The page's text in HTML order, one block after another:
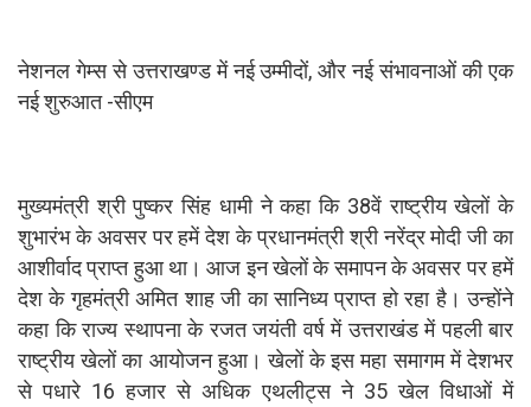
नेशनल गेम्स से उत्तराखण्ड में नई उम्मीदों, और नई संभावनाओं की एक
नई शुरुआत -सीएम
मुख्यमंत्री श्री पुष्कर सिंह धामी ने कहा कि 38वें राष्ट्रीय खेलों के
शुभारंभ के अवसर पर हमें देश के प्रधानमंत्री श्री नरेंद्र मोदी जी का
आशीर्वाद प्राप्त हुआ था। आज इन खेलों के समापन के अवसर पर हमें
देश के गृहमंत्री अमित शाह जी का सानिध्य प्राप्त हो रहा है। उन्होंने
कहा कि राज्य स्थापना के रजत जयंती वर्ष में उत्तराखंड में पहली बार
राष्ट्रीय खेलों का आयोजन हुआ। खेलों के इस महा समागम में देशभर
से पधारे 16 हजार से अधिक एथलीट्स ने 35 खेल विधाओं में